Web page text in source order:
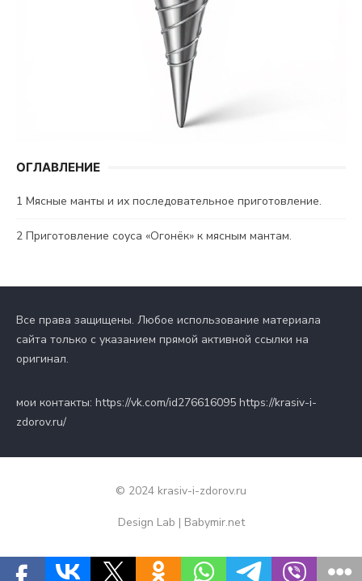
ОГЛАВЛЕНИЕ
1 Мясные манты и их последовательное приготовление.
2 Приготовление соуса «Огонёк» к мясным мантам.
Все права защищены. Любое использование материала
сайта только с указанием прямой активной ссылки на
оригинал.
мои контакты: https://vk.com/id276616095 https://krasiv-i-
zdorov.ru/
© 2024 krasiv-i-zdorov.ru
Design Lab | Babymir.net